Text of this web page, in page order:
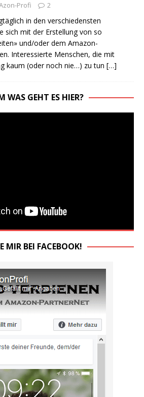
Profi 2
in den verschiedensten
sich mit der Erstellung von so
und/oder dem Amazon-
Interessierte Menschen, die mit
kaum (oder noch nie…) zu tun […]
WAS GEHT ES HIER?
MIR BEI FACEBOOK!